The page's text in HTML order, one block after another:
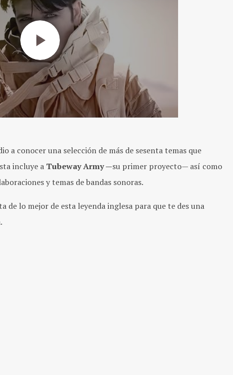
a conocer una selección de más de sesenta temas que
incluye a Tubeway Army —su primer proyecto— así como
y temas de bandas sonoras.
de lo mejor de esta leyenda inglesa para que te des una